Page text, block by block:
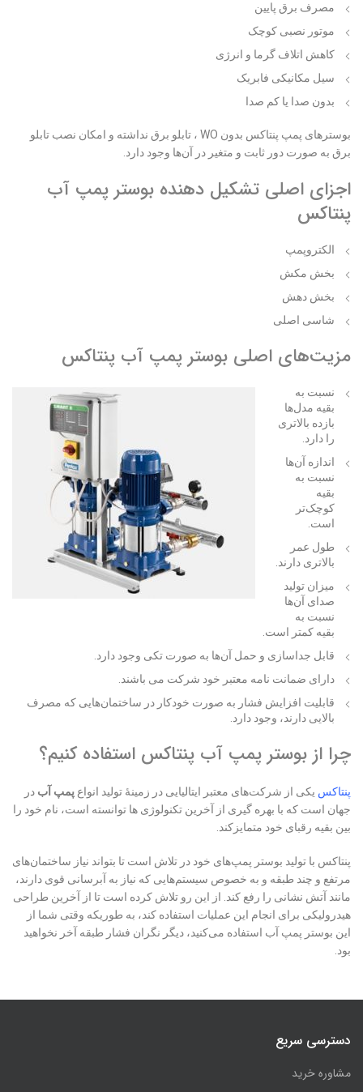
مصرف برق پایین
موتور نصبی کوچک
کاهش اتلاف گرما و انرژی
سیل مکانیکی فابریک
بدون صدا یا کم صدا
بوسترهای پمپ پنتاکس بدون WO ، تابلو برق نداشته و امکان نصب تابلو
برق به صورت دور ثابت و متغیر در آن‌ها وجود دارد.
اجزای اصلی تشکیل دهنده بوستر پمپ آب
پنتاکس
الکتروپمپ
بخش مکش
بخش دهش
شاسی اصلی
مزیت‌های اصلی بوستر پمپ آب پنتاکس
نسبت به
بقیه مدل‌ها
بازده بالاتری
را دارد.
اندازه آن‌ها
نسبت به
بقیه
کوچک‌تر
است.
طول عمر
بالاتری دارند.
میزان تولید
صدای آن‌ها
نسبت به
بقیه کمتر است.
قابل جداسازی و حمل آن‌ها به صورت تکی وجود دارد.
دارای ضمانت نامه معتبر خود شرکت می باشند.
قابلیت افزایش فشار به صورت خودکار در ساختمان‌هایی که مصرف
بالایی دارند، وجود دارد.
چرا از بوستر پمپ آب پنتاکس استفاده کنیم؟
پنتاکس یکی از شرکت‌های معتبر ایتالیایی در زمینهٔ تولید انواع پمپ آب در
جهان است که با بهره گیری از آخرین تکنولوژی ها توانسته است، نام خود را
بین بقیه رقبای خود متمایزکند.
پنتاکس با تولید بوستر پمپ‌های خود در تلاش است تا بتواند نیاز ساختمان‌های
مرتفع و چند طبقه و به خصوص سیستم‌هایی که نیاز به آبرسانی قوی دارند،
مانند آتش نشانی را رفع کند. از این رو تلاش کرده است تا از آخرین طراحی
هیدرولیکی برای انجام این عملیات استفاده کند، به طوریکه وقتی شما از
این بوستر پمپ آب استفاده می‌کنید، دیگر نگران فشار طبقه آخر نخواهید
بود.
دسترسی سریع
مشاوره خرید